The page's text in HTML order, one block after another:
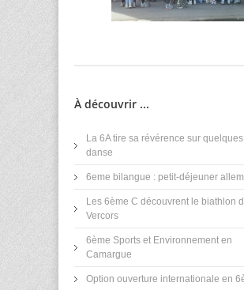
À découvrir ...
La 6A tire sa révérence sur
danse
6eme bilangue : petit-déjeuner
Les 6ème C découvrent le biathlon
Vercors
6ème Sports et Environnement en
Camargue
Option ouverture internationale en